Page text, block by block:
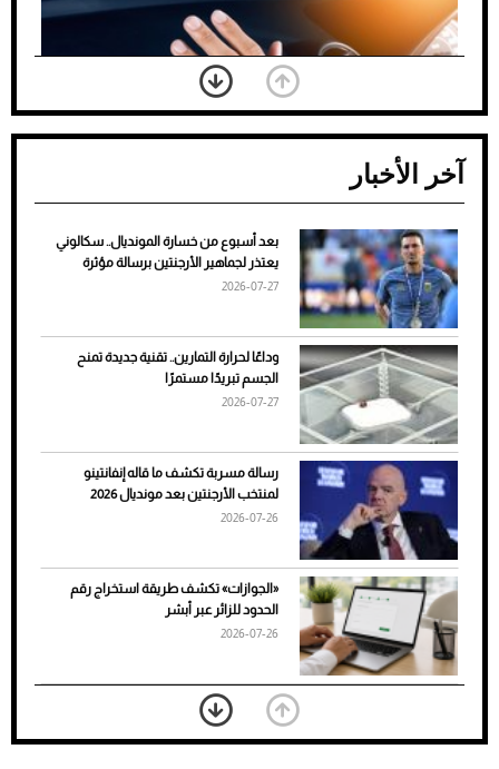
ضعف تبريد مكيف السيارة عند الوقوف.. أشهر
الأسباب والحلول
7 نصائح لاختيار لون البنطلون المناسب للقميص
الأسود
آخر الأخبار
بعد أسبوع من خسارة المونديال.. سكالوني
يعتذر لجماهير الأرجنتين برسالة مؤثرة
2026-07-27
وداعًا لحرارة التمارين.. تقنية جديدة تمنح
الجسم تبريدًا مستمرًا
2026-07-27
رسالة مسربة تكشف ما قاله إنفانتينو
لمنتخب الأرجنتين بعد مونديال 2026
2026-07-26
«الجوازات» تكشف طريقة استخراج رقم
الحدود للزائر عبر أبشر
2026-07-26
بعد 7 أشهر من تعرضه لحادث مروع.. جوشوا
يفوز على برينغا بـ"الضربة القاضية" (فيديو)
2026-07-26